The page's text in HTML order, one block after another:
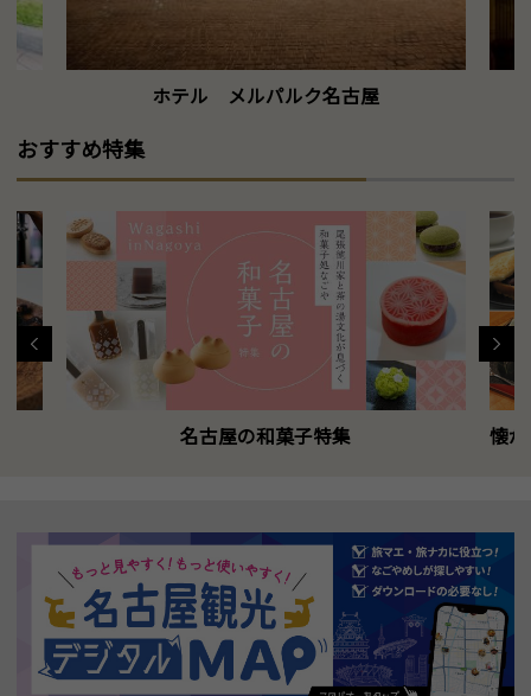
ホテル メルパルク名古屋
おすすめ特集
名古屋の和菓子特集 懐